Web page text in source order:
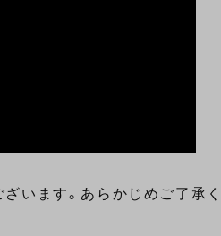
います。あらかじめご了承く